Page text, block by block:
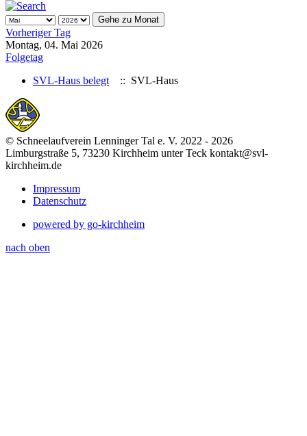
Gehe zu Monat
Vorheriger Tag
Montag, 04. Mai 2026
Folgetag
SVL-Haus belegt
:: SVL-Haus
© Schneelaufverein Lenninger Tal e. V. 2022 - 2026
Limburgstraße 5, 73230 Kirchheim unter Teck kontakt@svl-
kirchheim.de
Impressum
Datenschutz
powered by go-kirchheim
nach oben